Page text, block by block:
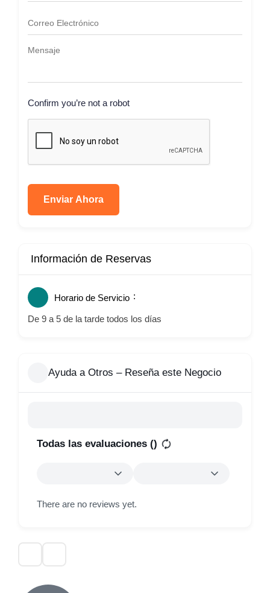
Confirm you’re not a robot
Enviar Ahora
Información de Reservas
Horario de Servicio
De 9 a 5 de la tarde todos los días
Ayuda a Otros – Reseña este Negocio
Todas las evaluaciones ()
There are no reviews yet.